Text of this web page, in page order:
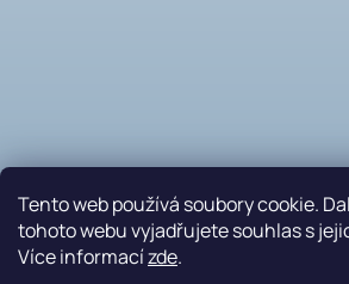
Tento web používá soubory cookie.
tohoto webu vyjadřujete souhlas s
Více informacízde.